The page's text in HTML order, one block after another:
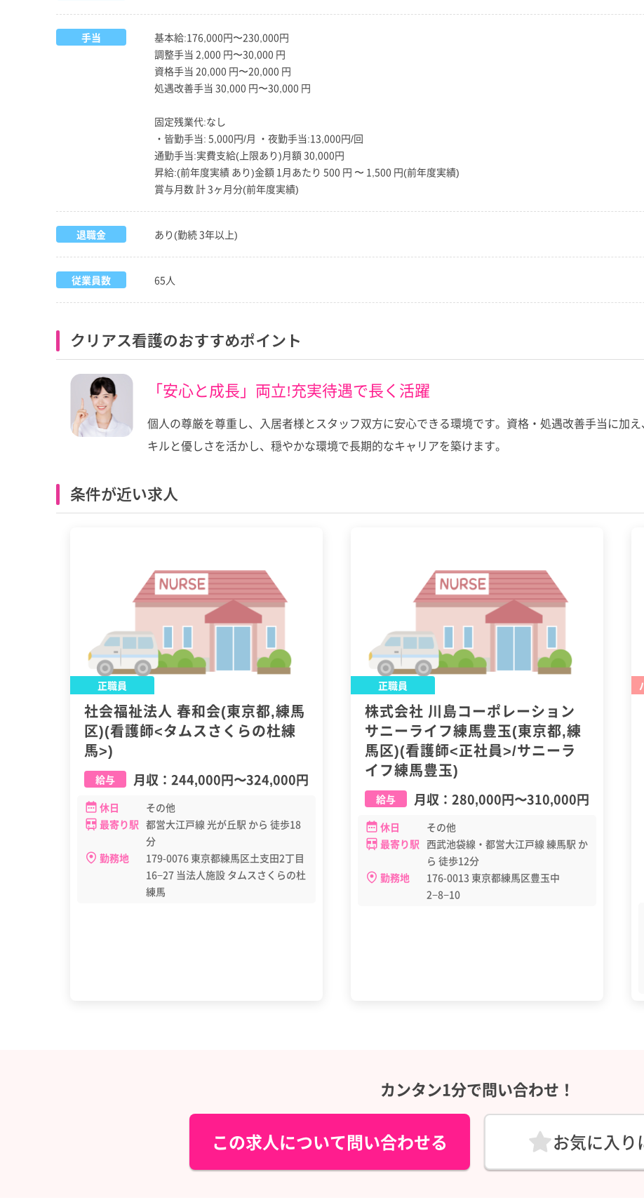
手当
基本給:176,000円〜230,000円
調整手当 2,000 円〜30,000 円
資格手当 20,000 円〜20,000 円
処遇改善手当 30,000 円〜30,000 円
固定残業代:なし
・皆勤手当: 5,000円/月 ・夜勤手当:13,000円/回
通勤手当:実費支給(上限あり)月額 30,000円
昇給:(前年度実績 あり)金額 1月あたり 500 円 〜 1,500 円(前年度実績)
賞与月数 計 3ヶ月分(前年度実績)
退職金 あり(勤続 3年以上)
従業員数 65人
クリアス看護のおすすめポイント
「安心と成長」両立!充実待遇で長く活躍
個人の尊厳を尊重し、入居者様とスタッフ双方に安心できる環境です。資格・処遇改善手当に加
キルと優しさを活かし、穏やかな環境で長期的なキャリアを築けます。
条件が近い求人
正職員
社会福祉法人 春和会(東京都,練馬
区)(看護師<タムスさくらの杜練
馬>)
給与 月収： 244,000円〜324,000円
休日
その他
最寄り駅 都営大江戸線 光が丘駅 から 徒歩18
分
勤務地
179-0076 東京都練馬区土支田2丁目
16−27 当法人施設 タムスさくらの杜
練馬
正職員
株式会社 川島コーポレーション
サニーライフ練馬豊玉(東京都,練
馬区)(看護師<正社員>/サニーラ
イフ練馬豊玉)
給与 月収： 280,000円〜310,000円
休日
その他
最寄り駅 西武池袋線・都営大江戸線 練馬駅 か
ら 徒歩12分
勤務地
176-0013 東京都練馬区豊玉中
2−8−10
カンタン1分で問い合わせ！
この求人について問い合わせる お気に入り